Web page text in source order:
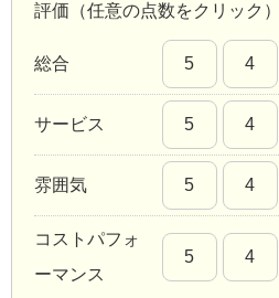
評価（任意の点数をクリック）
総合 5 4
サービス 5 4
雰囲気 5 4
コストパフォ
ーマンス
5 4